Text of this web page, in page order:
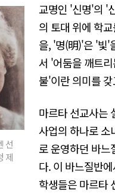
선
제
교명인 '신명'의 '
의 토대 위에 학
을, '명(明)'은 '빛'
서 '어둠을 깨트
불'이란 의미를
마르타 선교사는
사업의 하나로 소
로 운영하던 바느
다. 이 바느질반
학생들은 마르타